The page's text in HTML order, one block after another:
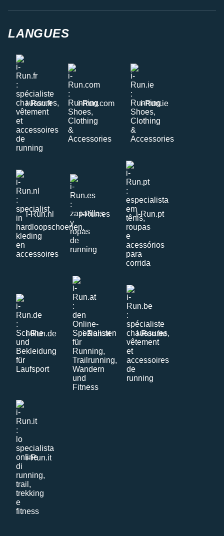
LANGUES
i-Run.fr i-Run.com i-Run.ie
i-Run.nl i-Run.es i-Run.pt
i-Run.de i-Run.at i-Run.be
i-Run.it